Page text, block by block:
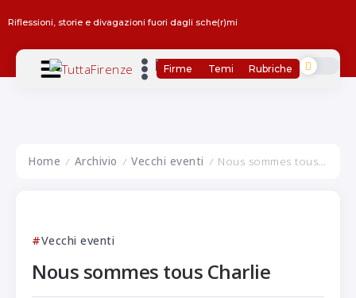
Riflessioni, storie e divagazioni fuori dagli sche(r)mi
Firme Temi Rubriche
Home / Archivio / Vecchi eventi / Nous sommes tous Charlie
Vecchi eventi
Nous sommes tous Charlie